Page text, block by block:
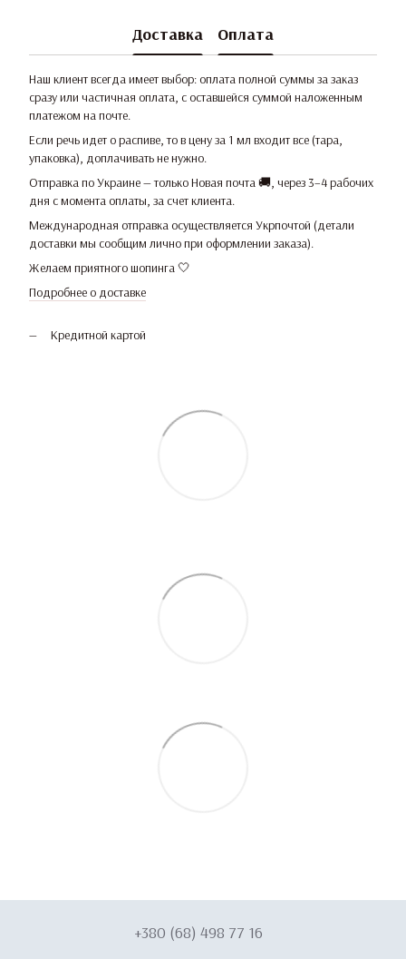
Доставка Оплата
Наш клиент всегда имеет выбор: оплата полной суммы за заказ
сразу или частичная оплата, с оставшейся суммой наложенным
платежом на почте.
Если речь идет о распиве, то в цену за 1 мл входит все (тара,
упаковка), доплачивать не нужно.
Отправка по Украине — только Новая почта 🚚, через 3–4 рабочих
дня с момента оплаты, за счет клиента.
Международная отправка осуществляется Укрпочтой (детали
доставки мы сообщим лично при оформлении заказа).
Желаем приятного шопинга 🤍
Подробнее о доставке
Кредитной картой
+380 (68) 498 77 16